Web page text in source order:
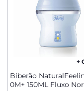
+
Biberão
0M+ 150ML Fluxo